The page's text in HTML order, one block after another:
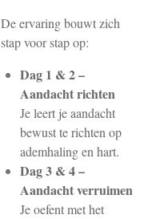
De ervaring bouwt zich
stap voor stap op:
Dag 1 & 2 –
Aandacht richten
Je leert je aandacht
bewust te richten op
ademhaling en hart.
Dag 3 & 4 –
Aandacht verruimen
Je oefent met het